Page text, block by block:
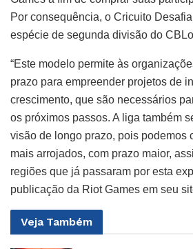
Por consequência, o Cricuito
espécie de segunda divisão do
“Este modelo permite às
prazo para empreender projetos de
crescimento, que são necessários
os próximos passos. A liga também
visão de longo prazo, pois podemos
mais arrojados, com prazo maior,
regiões que já passaram por esta
publicação da Riot Games em seu
Veja Também